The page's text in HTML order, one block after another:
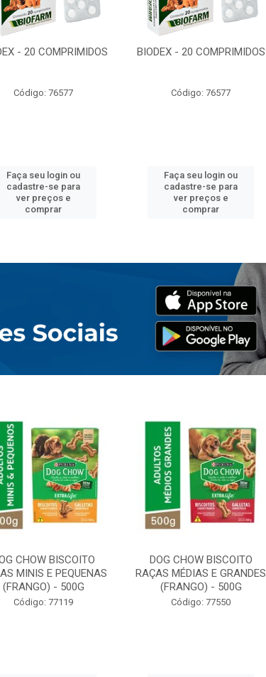
- 20 COMPRIMIDOS
Código: 76577
Faça seu login ou
cadastre-se para
ver preços e
comprar
BIODEX - 20 COMPRIMIDOS
Código: 76577
Faça seu login ou
cadastre-se para
ver preços e
comprar
CHOW BISCOITO
MINIS E PEQUENAS
(FRANGO) - 500G
Código: 77119
DOG CHOW BISCOITO
RAÇAS MÉDIAS E GRANDES
(FRANGO) - 500G
Código: 77550